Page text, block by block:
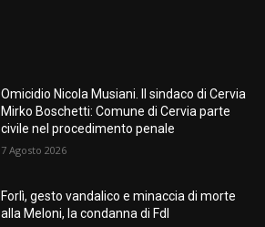
Omicidio Nicola Musiani. Il sindaco di Cervia
Mirko Boschetti: Comune di Cervia parte
civile nel procedimento penale
7 Agosto 2026
Forlì, gesto vandalico e minaccia di morte
alla Meloni, la condanna di FdI